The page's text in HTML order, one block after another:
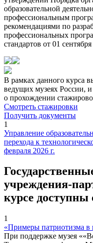
образовательной
профессиональным
рекомендациями по
профессиональных
стандартов от 01
В рамках данного курса
ведущих музеях России,
о прохождении
Смотреть стажировки
Получить документы
1
Управление
перехода к
февраля 2026 г.
учреждения-
курсе доступны
1
«Примеры патриотизма в
При поддержке музея